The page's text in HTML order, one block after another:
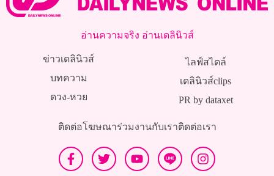
อ่านความจริง อ่านเดลินิวส์
ข่าวเดลินิวส์
บทความ
ดวง-หวย
ไลฟ์สไตล์
เดลินิวส์clips
PR by dataxet
ติดต่อโฆษณาร่วมงานกับเราติดต่อเรา